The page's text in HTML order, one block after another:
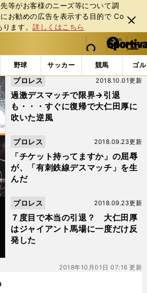
等がお客様のニーズ等について調
お勧めの広告を表⽰する⽬的で Co
ります。詳しくはこちら
閉じ
る
web Sportiva (webスポルティーバ)
検索
マイペ
ー
ジ
メニュ
野球 サッカー 競馬 ゴ
道なレスラー人生」の最新ニュース・ 情
過激デスマッチで限界→引退
も・・・すぐに復帰で大仁田厚に
吹いた逆風
2018.10.01更新
プロレス
「チケット持ってますか」の屈辱
が、「有刺鉄線デスマッチ」を生
んだ
2018.09.23更新
プロレス
７度目で本当の引退？ 大仁田厚
はジャイアント馬場に一度だけ反
発した
2018.09.23更新
プロレス
2018年10月01日 07:16 更新